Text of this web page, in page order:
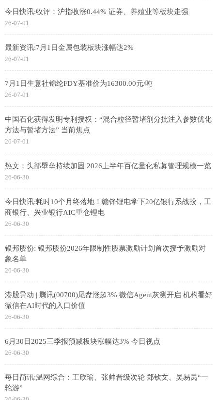
今日快讯:收评：沪指收涨0.44% 证券、养殖业等板块走强
26-07-01
最新资讯:7月1日金属包装板块涨幅达2%
26-07-01
7月1日生意社锦纶FDY基准价为16300.00元/吨
26-07-01
中国石化获得发明专利授权：“混合粒径暂堵剂分批注入参数优化
方法与暂堵方法” 当前焦点
26-07-01
热文：头部壁垒持续加固 2026上半年百亿量化私募管理规模一览
26-06-30
今日快讯:耗时10个月终落地！赣锋锂电拿下20亿银行系战投，工
商银行、兴业银行AIC重仓锂电
26-06-30
银邦股份: 银邦股份2026年限制性股票激励计划首次授予激励对
象名单
26-06-30
港股异动 | 腾讯(00700)尾盘涨超3% 微信Agent灰测开启 机构看好
微信在AI时代的入口价值
26-06-30
6月30日2025三季报预减板块涨幅达3% 今日视点
26-06-30
每日简讯:温网综合：王欣瑜、张帅晋级次轮 郑钦文、吴易昺“一
轮游”